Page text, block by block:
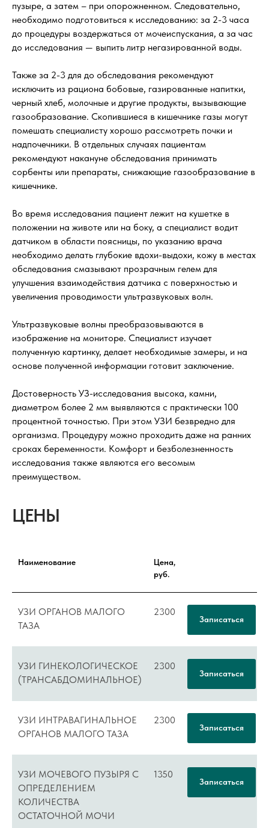
пузыре, а затем – при опорожненном. Следовательно,
необходимо подготовиться к исследованию: за 2-3 часа
до процедуры воздержаться от мочеиспускания, а за час
до исследования — выпить литр негазированной воды.
Также за 2-3 для до обследования рекомендуют
исключить из рациона бобовые, газированные напитки,
черный хлеб, молочные и другие продукты, вызывающие
газообразование. Скопившиеся в кишечнике газы могут
помешать специалисту хорошо рассмотреть почки и
надпочечники. В отдельных случаях пациентам
рекомендуют накануне обследования принимать
сорбенты или препараты, снижающие газообразование в
кишечнике.
Во время исследования пациент лежит на кушетке в
положении на животе или на боку, а специалист водит
датчиком в области поясницы, по указанию врача
необходимо делать глубокие вдохи-выдохи, кожу в местах
обследования смазывают прозрачным гелем для
улучшения взаимодействия датчика с поверхностью и
увеличения проводимости ультразвуковых волн.
Ультразвуковые волны преобразовываются в
изображение на мониторе. Специалист изучает
полученную картинку, делает необходимые замеры, и на
основе полученной информации готовит заключение.
Достоверность УЗ-исследования высока, камни,
диаметром более 2 мм выявляются с практически 100
процентной точностью. При этом УЗИ безвредно для
организма. Процедуру можно проходить даже на ранних
сроках беременности. Комфорт и безболезненность
исследования также являются его весомым
преимуществом.
ЦЕНЫ
Наименование
Цена,
руб.
УЗИ ОРГАНОВ МАЛОГО
ТАЗА
2300
Записаться
УЗИ ГИНЕКОЛОГИЧЕСКОЕ
(ТРАНСАБДОМИНАЛЬНОЕ)
2300
Записаться
УЗИ ИНТРАВАГИНАЛЬНОЕ
ОРГАНОВ МАЛОГО ТАЗА
2300
Записаться
УЗИ МОЧЕВОГО ПУЗЫРЯ С
ОПРЕДЕЛЕНИЕМ
КОЛИЧЕСТВА
ОСТАТОЧНОЙ МОЧИ
1350
Записаться